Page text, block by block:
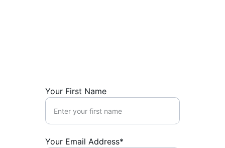
Your First Name
Your Email Address*